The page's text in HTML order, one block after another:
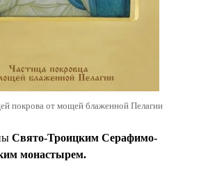
покрова от мощей блаженной Пелагии
Свято-Троицким Серафимо-
монастырем.